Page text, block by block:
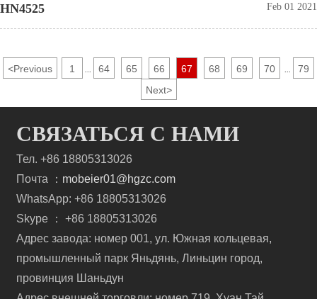
HN4525 Feb 01 2021
<Previous 1 64 65 66 67 68 69 70
79
Next>
СВЯЗАТЬСЯ С НАМИ
Тел. +86 18805313026
Почта ： mobeier01@hgzc.com
WhatsApp: +86 18805313026
Skype ： +86 18805313026
Адрес завода: номер 001, ул. Южная кольцевая,
промышленный парк Яньдянь, Линьцин город,
провинция Шаньдун